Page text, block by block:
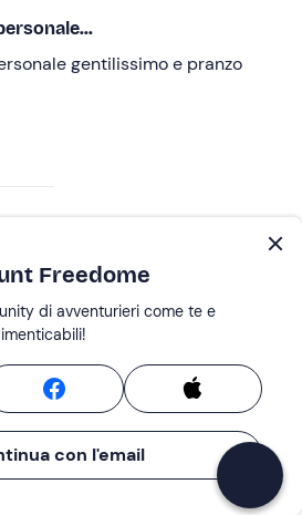
gentilissimo e pranzo
figlio meriterebbero più di 5
è il massimo che si può dare.
Freedome
di avventurieri come te e
con l'email